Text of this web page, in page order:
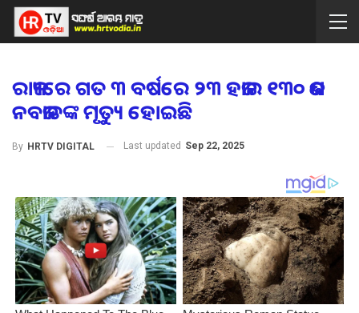
ରାଜ୍ୟରେ ଗତ ୩ ବର୍ଷରେ ୨୩ ହଜାର ୧୩୦ ଜଣ
ନବଜାତଙ୍କ ମୃତ୍ୟୁ ହୋଇଛି
By HRTV DIGITAL Last updated Sep 22, 2025